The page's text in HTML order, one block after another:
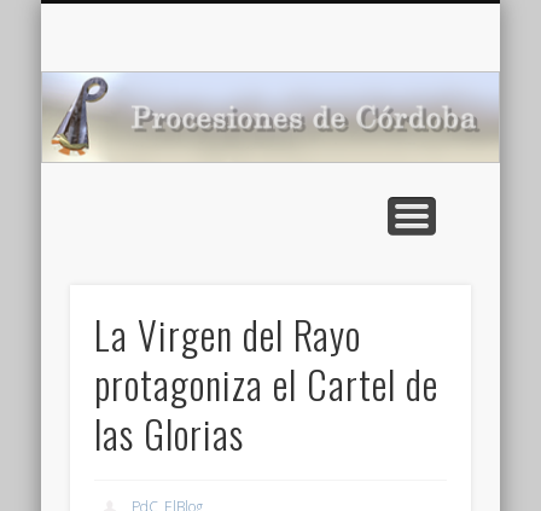
La Virgen del Rayo
protagoniza el Cartel de
las Glorias
PdC_ElBlog